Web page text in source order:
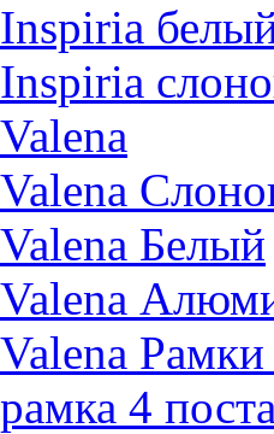
Inspiria
Inspiria
Valena
Valena
Valena Белый
Valena
Valena
рамка 4 поста